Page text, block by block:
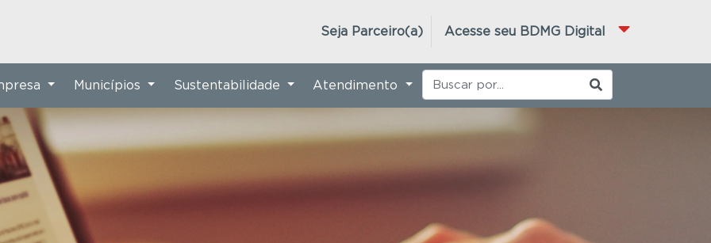
Acesse seu BDMG Digital
Seja Parceiro(a)
Municípios Sustentabilidade Atendimento